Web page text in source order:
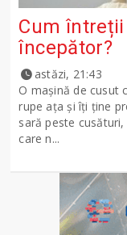
Cum
începător?
astăzi, 21:43
O mașină de cusut
rupe ața și îți ține
sară peste
care n...